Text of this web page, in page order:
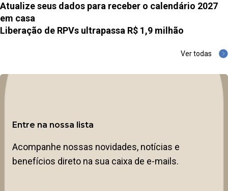
Atualize seus dados para receber o calendário 2027
em casa
Liberação de RPVs ultrapassa R$ 1,9 milhão
Ver todas
Entre na nossa lista
Acompanhe nossas novidades, notícias e
benefícios direto na sua caixa de e-mails.